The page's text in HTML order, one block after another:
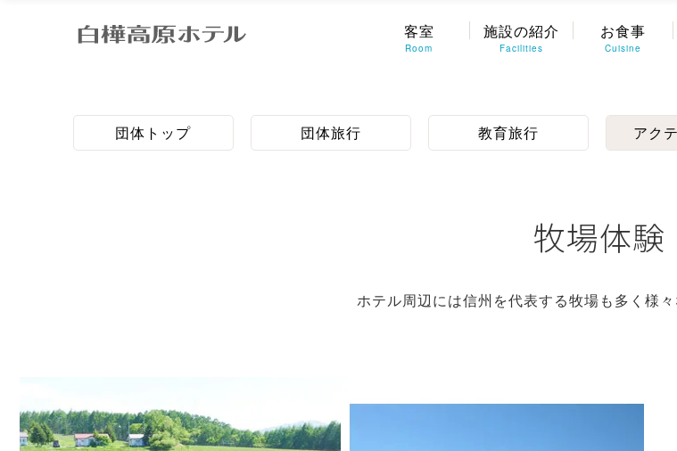
客室
Room
施設の紹介
Facilities
お食事
Cuisine
団体トップ 団体旅行 教育旅行 アク
牧場体験
ホテル周辺には信州を代表する牧場も多く様々